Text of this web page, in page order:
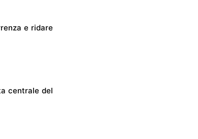
e ridare
centrale del